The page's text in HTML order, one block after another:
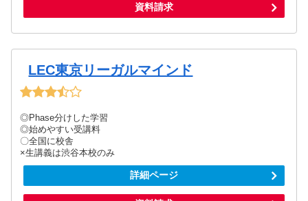
資料請求
LEC東京リーガルマインド
◎Phase分けした学習
◎始めやすい受講料
〇全国に校舎
×生講義は渋谷本校のみ
詳細ページ